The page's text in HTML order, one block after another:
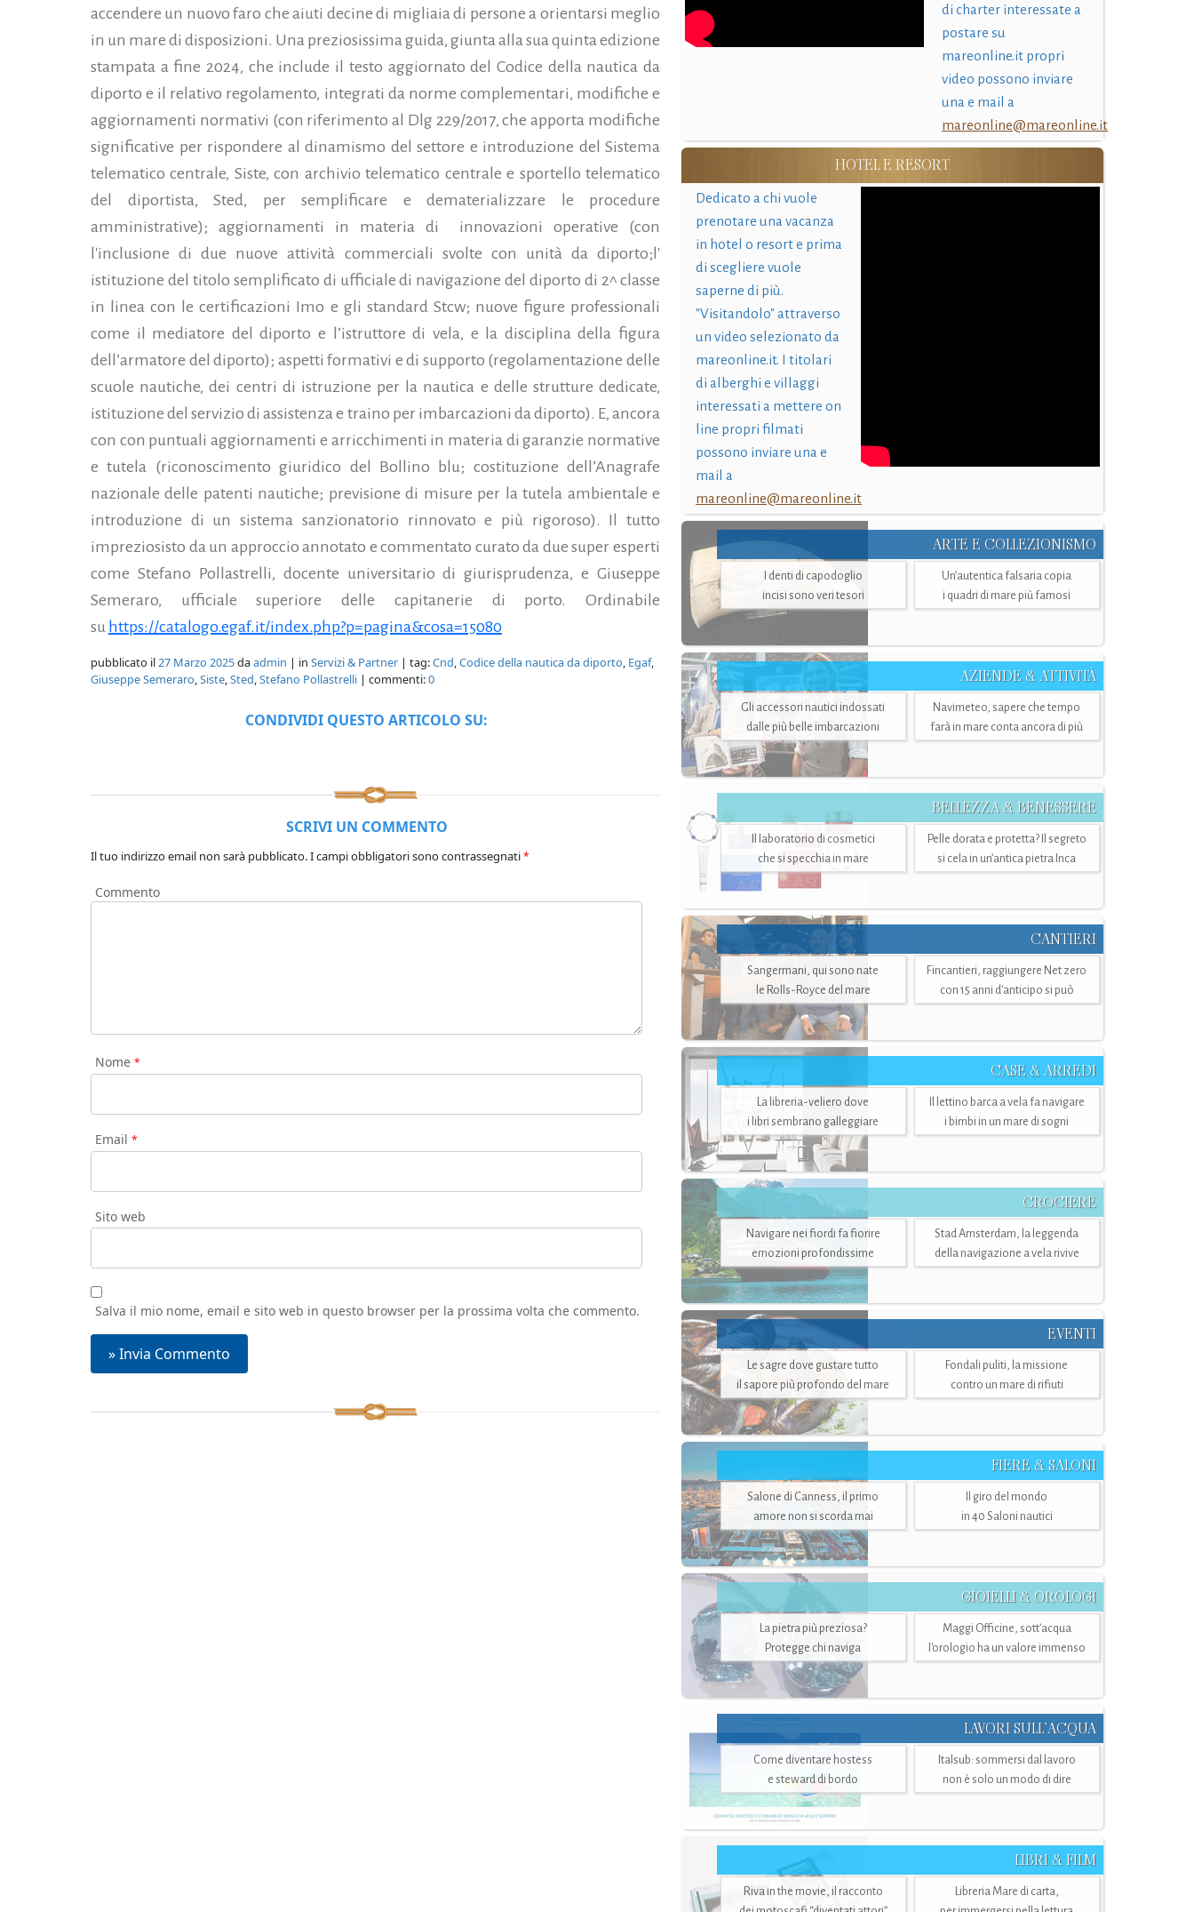
accendere un nuovo faro che aiuti decine di migliaia di persone a orientarsi meglio
in un mare di disposizioni. Una preziosissima guida, giunta alla sua quinta edizione
stampata a fine 2024, che include il testo aggiornato del Codice della nautica da
diporto e il relativo regolamento, integrati da norme complementari, modifiche e
aggiornamenti normativi (con riferimento al Dlg 229/2017, che apporta modifiche
significative per rispondere al dinamismo del settore e introduzione del Sistema
telematico centrale, Siste, con archivio telematico centrale e sportello telematico
del diportista, Sted, per semplificare e dematerializzare le procedure
amministrative); aggiornamenti in materia di innovazioni operative (con
l'inclusione di due nuove attività commerciali svolte con unità da diporto;l'
istituzione del titolo semplificato di ufficiale di navigazione del diporto di 2^ classe
in linea con le certificazioni Imo e gli standard Stcw; nuove figure professionali
come il mediatore del diporto e l’istruttore di vela, e la disciplina della figura
dell’armatore del diporto); aspetti formativi e di supporto (regolamentazione delle
scuole nautiche, dei centri di istruzione per la nautica e delle strutture dedicate,
istituzione del servizio di assistenza e traino per imbarcazioni da diporto). E, ancora
con con puntuali aggiornamenti e arricchimenti in materia di garanzie normative
e tutela (riconoscimento giuridico del Bollino blu; costituzione dell’Anagrafe
nazionale delle patenti nautiche; previsione di misure per la tutela ambientale e
introduzione di un sistema sanzionatorio rinnovato e più rigoroso). Il tutto
impreziosisto da un approccio annotato e commentato curato da due super esperti
come Stefano Pollastrelli, docente universitario di giurisprudenza, e Giuseppe
Semeraro, ufficiale superiore delle capitanerie di porto. Ordinabile
su https://catalogo.egaf.it/index.php?p=pagina&cosa=15080
pubblicato il27 Marzo 2025daadmin | in Servizi & Partner | tag:Cnd,Codice della nautica da diporto, Egaf,
Giuseppe Semeraro,Siste,Sted,Stefano Pollastrelli | commenti:0
CONDIVIDI QUESTO ARTICOLO SU:
SCRIVI UN COMMENTO
Il tuo indirizzo email non sarà pubblicato.I campi obbligatori sono contrassegnati*
Commento
Nome *
Email *
Sito web
Salva il mio nome, email e sito web in questo browser per la prossima volta che commento.
di charter interessate a
postare su
mareonline.it propri
video possono inviare
una e mail a
mareonline@mareonline.it
HOTEL E RESORT
Dedicato a chi vuole
prenotare una vacanza
in hotel o resort e prima
di scegliere vuole
saperne di più.
"Visitandolo" attraverso
un video selezionato da
mareonline.it. I titolari
di alberghi e villaggi
interessati a mettere on
line propri filmati
possono inviare una e
mail a
mareonline@mareonline.it
ARTE E COLLEZIONISMO
I denti di capodoglio
incisi sono veri tesori
Un’autentica falsaria copia
i quadri di mare più famosi
AZIENDE & ATTIVITÀ
Gli accessori nautici indossati
dalle più belle imbarcazioni
Navimeteo, sapere che tempo
farà in mare conta ancora di più
BELLEZZA & BENESSERE
Il laboratorio di cosmetici
che si specchia in mare
Pelle dorata e protetta? Il segreto
si cela in un’antica pietra Inca
CANTIERI
Sangermani, qui sono nate
le Rolls-Royce del mare
Fincantieri, raggiungere Net zero
con 15 anni d'anticipo si può
CASE & ARREDI
La libreria-veliero dove
i libri sembrano galleggiare
Il lettino barca a vela fa navigare
i bimbi in un mare di sogni
CROCIERE
Navigare nei fiordi fa fiorire
emozioni profondissime
Stad Amsterdam, la leggenda
della navigazione a vela rivive
EVENTI
Le sagre dove gustare tutto
il sapore più profondo del mare
Fondali puliti, la missione
contro un mare di rifiuti
FIERE & SALONI
Salone di Canness, il primo
amore non si scorda mai
Il giro del mondo
in 40 Saloni nautici
GIOIELLI & OROLOGI
La pietra più preziosa?
Protegge chi naviga
Maggi Officine, sott’acqua
l'orologio ha un valore immenso
LAVORI SULL’ACQUA
Come diventare hostess
e steward di bordo
Italsub: sommersi dal lavoro
non è solo un modo di dire
LIBRI & FILM
Riva in the movie, il racconto
Libreria Mare di carta,